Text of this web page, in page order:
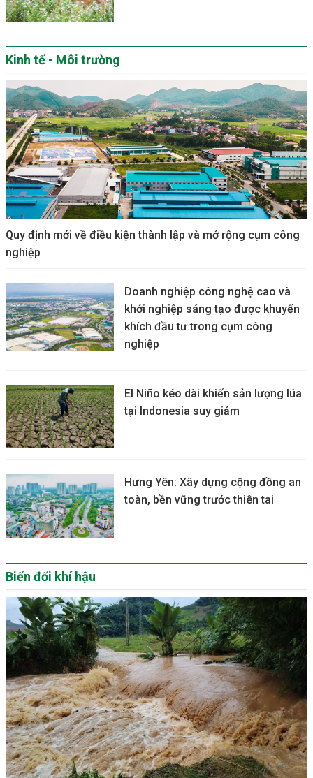
Kinh tế - Môi trường
Quy định mới về điều kiện thành lập và mở rộng cụm công
nghiệp
Doanh nghiệp công nghệ cao và
khởi nghiệp sáng tạo được khuyến
khích đầu tư trong cụm công
nghiệp
El Niño kéo dài khiến sản lượng lúa
tại Indonesia suy giảm
Hưng Yên: Xây dựng cộng đồng an
toàn, bền vững trước thiên tai
Biến đổi khí hậu